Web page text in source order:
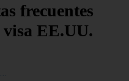
frecuentes
visa EE.UU.